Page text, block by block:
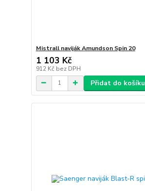
Mistrall naviják Amundson Spin 20
1 103 Kč
912 Kč bez DPH
Přidat do košíku